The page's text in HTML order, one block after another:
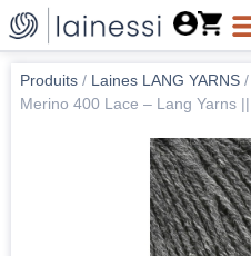
Produits / Laines LANG YARNS /
Merino 400 Lace – Lang Yarns